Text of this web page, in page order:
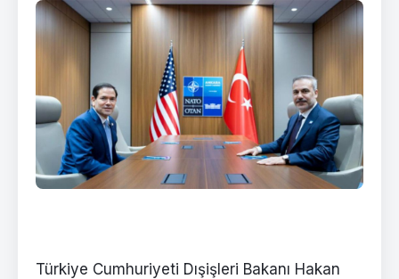
Türkiye Cumhuriyeti Dışişleri Bakanı Hakan